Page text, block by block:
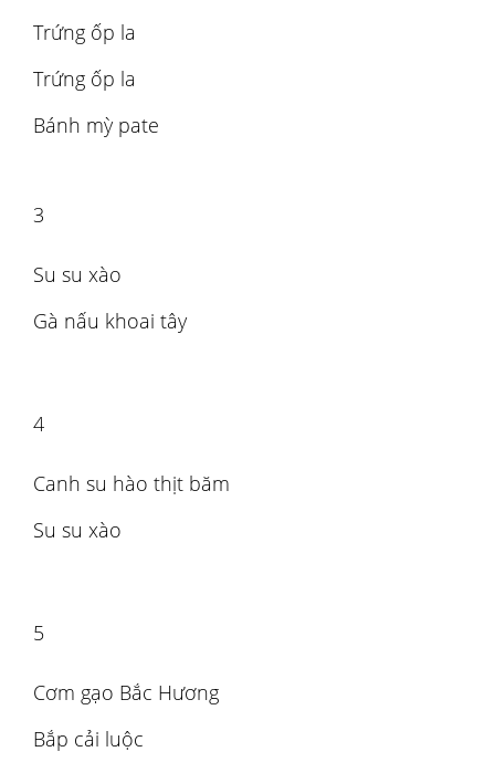
Trứng ốp la
Trứng ốp la
Bánh mỳ pate
3
Su su xào
Gà nấu khoai tây
4
Canh su hào thịt băm
Su su xào
5
Cơm gạo Bắc Hương
Bắp cải luộc